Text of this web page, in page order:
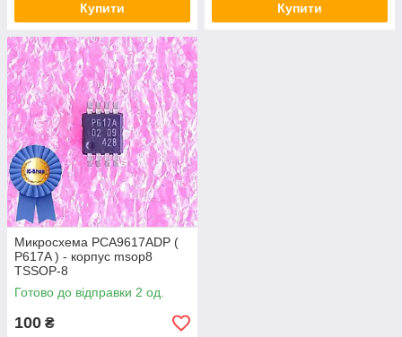
Купити Купити
Микросхема PCA9617ADP (
P617A ) - корпус msop8
TSSOP-8
Готово до відправки 2 од.
100 ₴